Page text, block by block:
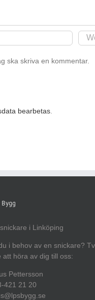
ska skriva en kommentar.
bearbetas
Bygg
i Linköping
i behov av en snickare?
att höra av dig till oss:
Pettersson
421 21 20